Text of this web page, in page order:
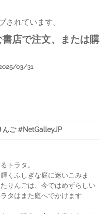
されています。
店で注文、または購
03/31
んご #NetGalleyJP
トラタ。
くふしぎな庭に迷いこみま
りんごは、今ではめずらしい
タはまた庭へでかけます